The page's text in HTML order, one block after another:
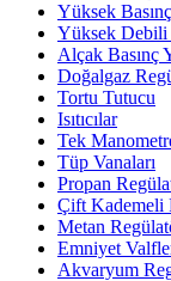
Yüksek
Yüksek Debili
Alçak Basınç
Doğalgaz
Tortu Tutucu
Isıtıcılar
Tek
Tüp Vanaları
Propan
Çift Kademeli
Metan
Emniyet
Akvaryum